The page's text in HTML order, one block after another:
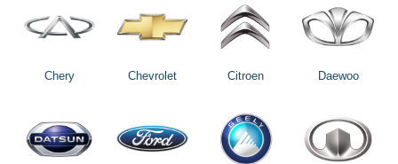
Chery Chevrolet Citroen Daewoo